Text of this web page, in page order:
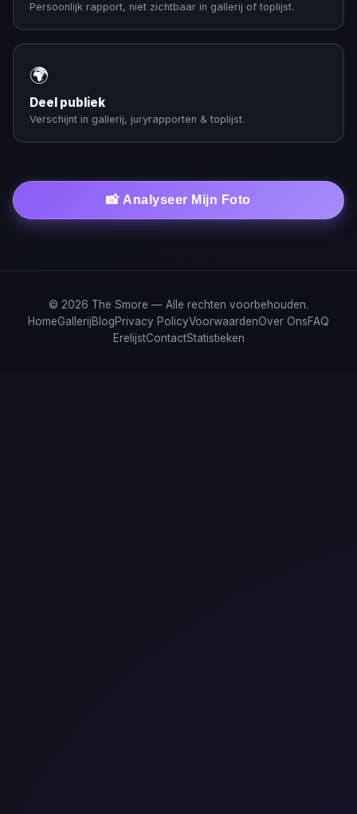
Persoonlijk rapport, niet zichtbaar in gallerij of toplijst.
🌍
Deel publiek
Verschijnt in gallerij, juryrapporten & toplijst.
📸 Analyseer Mijn Foto
© 2026 The Smore — Alle rechten voorbehouden.
HomeGallerijBlogPrivacy PolicyVoorwaardenOver OnsFAQ
ErelijstContactStatistieken